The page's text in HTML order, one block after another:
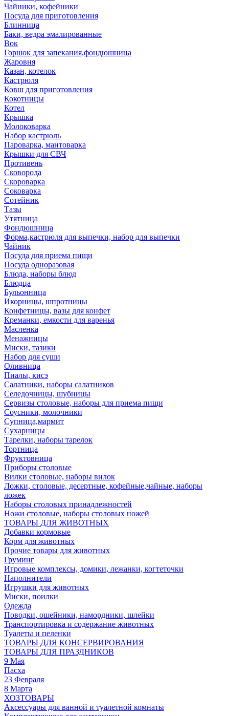
Чайники, кофейники
Посуда для приготовления
Блинница
Баки, ведра эмалированные
Вок
Горшок для запекания,фондюшница
Жаровня
Казан, котелок
Кастрюля
Ковш для приготовления
Кокотницы
Котел
Крышка
Молоковарка
Набор кастрюль
Пароварка, мантоварка
Крышки для СВЧ
Противень
Сковорода
Скороварка
Соковарка
Сотейник
Тазы
Утятница
Фондюшница
Форма,кастрюля для выпечки, набор для выпечки
Чайник
Посуда для приема пищи
Посуда одноразовая
Блюда, наборы блюд
Блюдца
Бульонница
Икорницы, шпротницы
Конфетницы, вазы для конфет
Креманки, емкости для варенья
Масленка
Менажницы
Миски, тазики
Набор для суши
Оливница
Пиалы, кисэ
Салатники, наборы салатников
Селедочницы, шубницы
Сервизы столовые, наборы для приема пищи
Соусники, молочники
Супница,мармит
Сухарницы
Тарелки, наборы тарелок
Тортница
Фруктовница
Приборы столовые
Вилки столовые, наборы вилок
Ложки, столовые, десертные, кофейные,чайные, наборы
ложек
Наборы столовых принадлежностей
Ножи столовые, наборы столовых ножей
ТОВАРЫ ДЛЯ ЖИВОТНЫХ
Добавки кормовые
Корм для животных
Прочие товары для животных
Груминг
Игровые комплексы, домики, лежанки, когтеточки
Наполнители
Игрушки для животных
Миски, поилки
Одежда
Поводки, ошейники, намордники, шлейки
Транспортировка и содержание животных
Туалеты и пеленки
ТОВАРЫ ДЛЯ КОНСЕРВИРОВАНИЯ
ТОВАРЫ ДЛЯ ПРАЗДНИКОВ
9 Мая
Пасха
23 Февраля
8 Марта
ХОЗТОВАРЫ
Аксессуары для ванной и туалетной комнаты